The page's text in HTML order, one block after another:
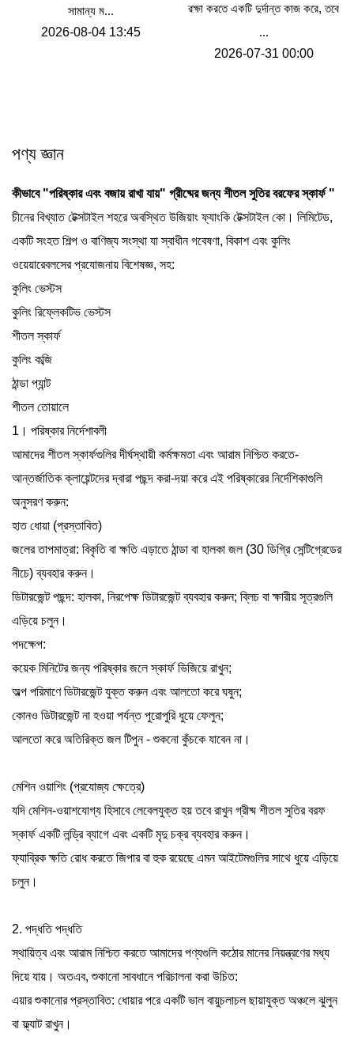
সামান্য ম...
2026-08-04 13:45
রক্ষা করতে একটি দুর্দান্ত কাজ করে, তবে
...
2026-07-31 00:00
পণ্য জ্ঞান
কীভাবে "পরিষ্কার এবং বজায় রাখা যায়" গ্রীষ্মের জন্য শীতল সুতির বরফের স্কার্ফ "
চীনের বিখ্যাত টেক্সটাইল শহরে অবস্থিত উজিয়াং ফ্যাংকি টেক্সটাইল কো। লিমিটেড,
একটি সংহত শিল্প ও বাণিজ্য সংস্থা যা স্বাধীন গবেষণা, বিকাশ এবং কুলিং
ওয়েয়ারেবলসের প্রযোজনায় বিশেষজ্ঞ, সহ:
কুলিং ভেস্টস
কুলিং রিফ্লেকটিভ ভেস্টস
শীতল স্কার্ফ
কুলিং কব্জি
ঠান্ডা প্যান্ট
শীতল তোয়ালে
1। পরিষ্কার নির্দেশাবলী
আমাদের শীতল স্কার্ফগুলির দীর্ঘস্থায়ী কর্মক্ষমতা এবং আরাম নিশ্চিত করতে-
আন্তর্জাতিক ক্লায়েন্টদের দ্বারা পছন্দ করা-দয়া করে এই পরিষ্কারের নির্দেশিকাগুলি
অনুসরণ করুন:
হাত ধোয়া (প্রস্তাবিত)
জলের তাপমাত্রা: বিকৃতি বা ক্ষতি এড়াতে ঠান্ডা বা হালকা জল (30 ডিগ্রি সেন্টিগ্রেডের
নীচে) ব্যবহার করুন।
ডিটারজেন্ট পছন্দ: হালকা, নিরপেক্ষ ডিটারজেন্ট ব্যবহার করুন; ব্লিচ বা ক্ষারীয় সূত্রগুলি
এড়িয়ে চলুন।
পদক্ষেপ:
কয়েক মিনিটের জন্য পরিষ্কার জলে স্কার্ফ ভিজিয়ে রাখুন;
অল্প পরিমাণে ডিটারজেন্ট যুক্ত করুন এবং আলতো করে ঘষুন;
কোনও ডিটারজেন্ট না হওয়া পর্যন্ত পুরোপুরি ধুয়ে ফেলুন;
আলতো করে অতিরিক্ত জল টিপুন - শুকনো কুঁচকে যাবেন না।
মেশিন ওয়াশিং (প্রযোজ্য ক্ষেত্রে)
যদি মেশিন-ওয়াশযোগ্য হিসাবে লেবেলযুক্ত হয় তবে রাখুনগ্রীষ্ম শীতল সুতির বরফ
স্কার্ফ একটি লন্ড্রি ব্যাগে এবং একটি মৃদু চক্র ব্যবহার করুন।
ফ্যাব্রিক ক্ষতি রোধ করতে জিপার বা হুক রয়েছে এমন আইটেমগুলির সাথে ধুয়ে এড়িয়ে
চলুন।
2. পদ্ধতি পদ্ধতি
স্থায়িত্ব এবং আরাম নিশ্চিত করতে আমাদের পণ্যগুলি কঠোর মানের নিয়ন্ত্রণের মধ্য
দিয়ে যায়। অতএব, শুকানো সাবধানে পরিচালনা করা উচিত:
এয়ার শুকানোর প্রস্তাবিত: ধোয়ার পরে একটি ভাল বায়ুচলাচল ছায়াযুক্ত অঞ্চলে ঝুলুন
বা ফ্ল্যাট রাখুন।